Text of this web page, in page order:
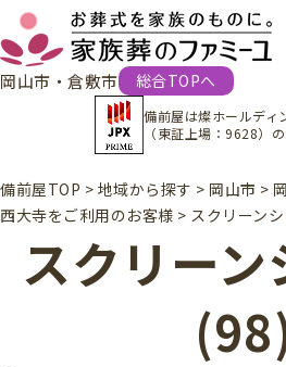
総合TOPへ
岡山市・倉敷市
備前屋は燦ホールディ
（東証上場：9628）
備前屋TOP > 地域から探す > 岡山市 >
西大寺をご利用のお客様 > スクリーン
スクリーン